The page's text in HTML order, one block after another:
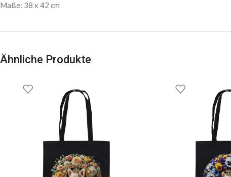
Maße: 38 x 42 cm
Ähnliche Produkte